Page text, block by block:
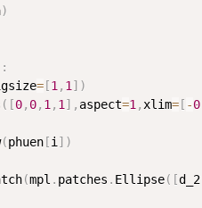
)
:
= [1, 1] )
( [0, 0, 1, 1] , aspect=1,xlim= [ -
(phuen [i] )
(mpl . patches . Ellipse( [d_2